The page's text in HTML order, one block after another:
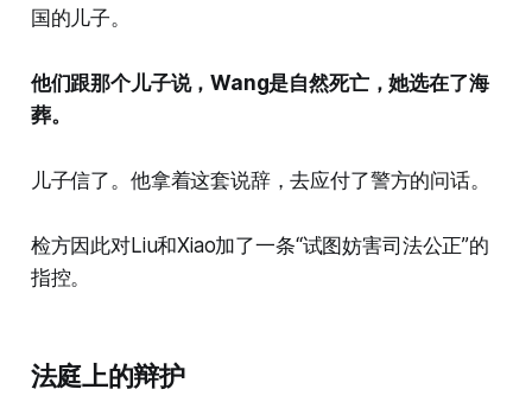
国的儿子。
他们跟那个儿子说，Wang是自然死亡，她选在了海
葬。
儿子信了。他拿着这套说辞，去应付了警方的问话。
检方因此对Liu和Xiao加了一条“试图妨害司法公正”的
指控。
法庭上的辩护